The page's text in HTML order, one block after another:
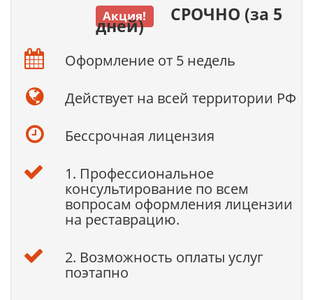
Акция! СРОЧНО (за 5
дней)
Оформление от 5 недель
Действует на всей территории РФ
Бессрочная лицензия
1. Профессиональное
консультирование по всем
вопросам оформления лицензии
на реставрацию.
2. Возможность оплаты услуг
поэтапно